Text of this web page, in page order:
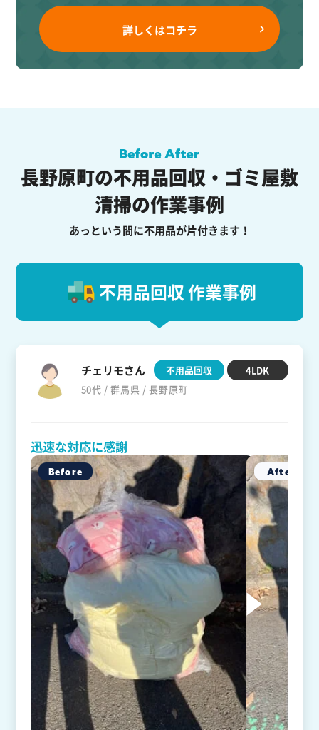
詳しくはコチラ
長野原町の不用品回収・ゴミ屋敷
清掃の作業事例
あっという間に不用品が片付きます！
不用品回収 作業事例
チェリモさん
50代 / 群馬県 / 長野原町
不用品回収 4LDK
迅速な対応に感謝